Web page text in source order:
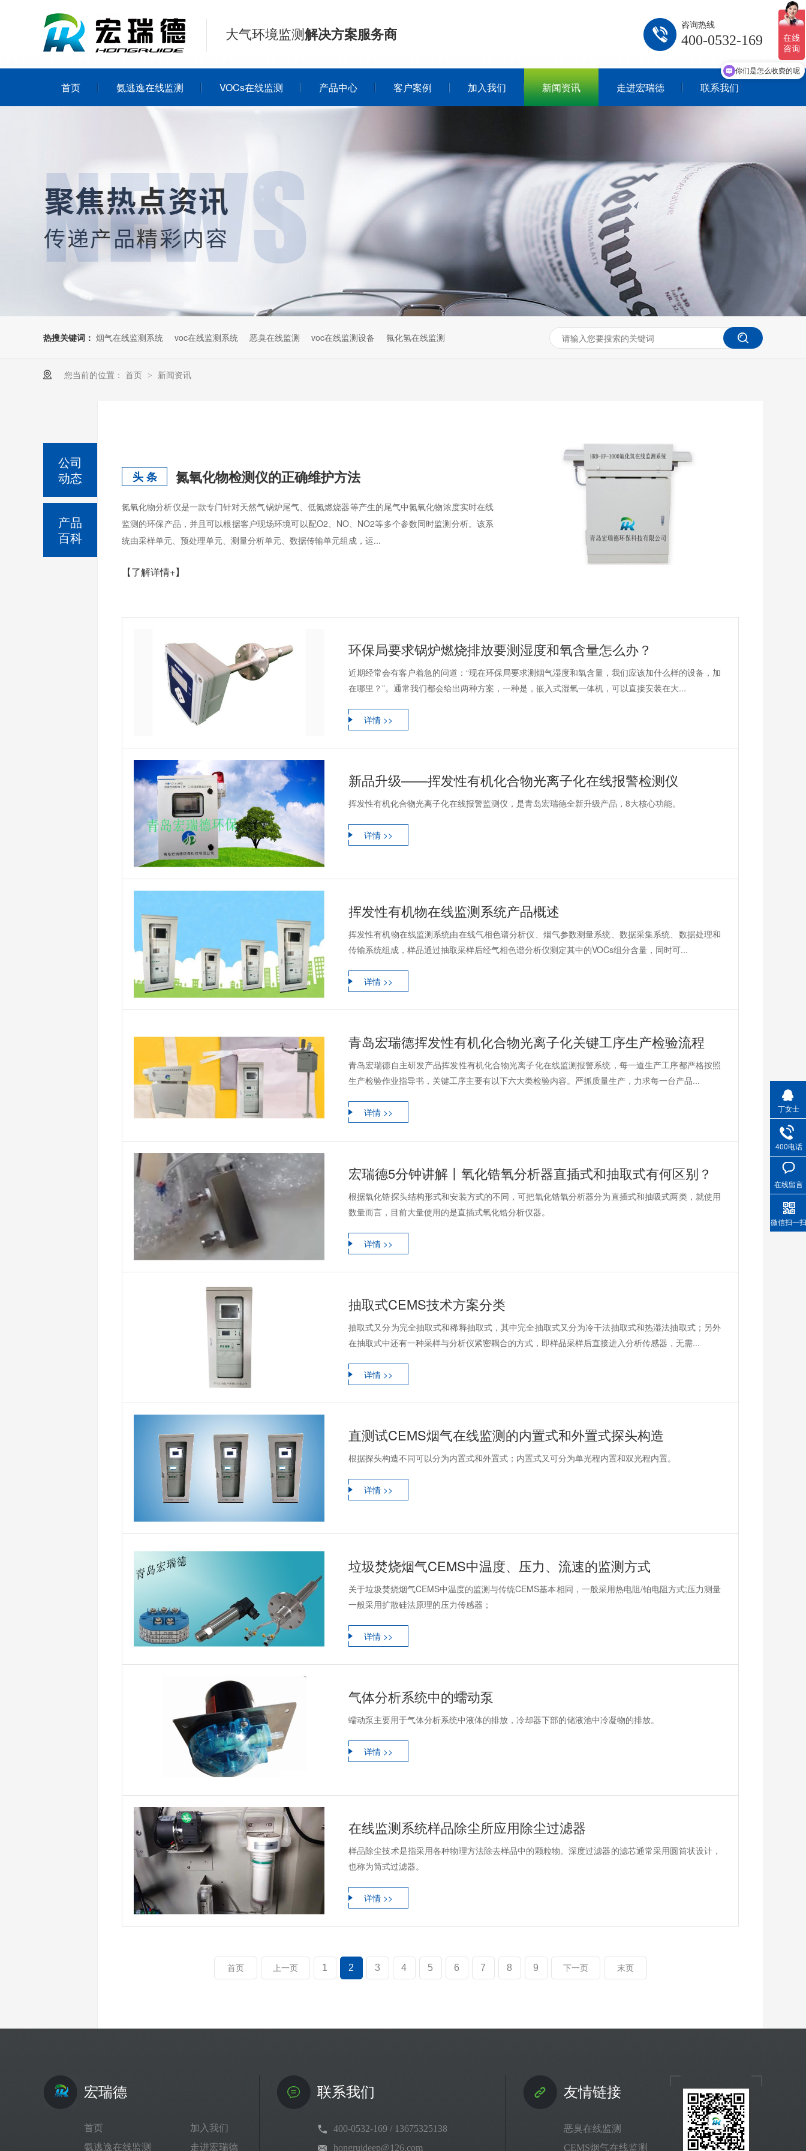
大气环境监测解决方案服务商 咨询热线
400-0532-169
首页 氨逃逸在线监测 VOCs在线监测 产品中心 客户案例 加入我们 新闻资讯 走进宏瑞德 联系我们
热搜关键词： 烟气在线监测系统 voc在线监测系统 恶臭在线监测 voc在线监测设备 氟化氢在线监测
您当前的位置： 首页 > 新闻资讯
头 条 氮氧化物检测仪的正确维护方法
氮氧化物分析仪是一款专门针对天然气锅炉尾气、低氮燃烧器等产生的尾气中氮氧化物浓度实时在线
监测的环保产品，并且可以根据客户现场环境可以配O2、NO、NO2等多个参数同时监测分析。该系
统由采样单元、预处理单元、测量分析单元、数据传输单元组成，运...
【了解详情+】
环保局要求锅炉燃烧排放要测湿度和氧含量怎么办？
近期经常会有客户着急的问道：“现在环保局要求测烟气湿度和氧含量，我们应该加什么样的设备，加
在哪里？”。通常我们都会给出两种方案，一种是，嵌入式湿氧一体机，可以直接安装在大...
详情 >>
新品升级——挥发性有机化合物光离子化在线报警检测仪
挥发性有机化合物光离子化在线报警监测仪，是青岛宏瑞德全新升级产品，8大核心功能。
详情 >>
挥发性有机物在线监测系统产品概述
挥发性有机物在线监测系统由在线气相色谱分析仪、烟气参数测量系统、数据采集系统、数据处理和
传输系统组成，样品通过抽取采样后经气相色谱分析仪测定其中的VOCs组分含量，同时可...
详情 >>
青岛宏瑞德挥发性有机化合物光离子化关键工序生产检验流程
青岛宏瑞德自主研发产品挥发性有机化合物光离子化在线监测报警系统，每一道生产工序都严格按照
生产检验作业指导书，关键工序主要有以下六大类检验内容。严抓质量生产，力求每一台产品...
详情 >>
宏瑞德5分钟讲解丨氧化锆氧分析器直插式和抽取式有何区别？
根据氧化锆探头结构形式和安装方式的不同，可把氧化锆氧分析器分为直插式和抽吸式两类，就使用
数量而言，目前大量使用的是直插式氧化锆分析仪器。
详情 >>
抽取式CEMS技术方案分类
抽取式又分为完全抽取式和稀释抽取式，其中完全抽取式又分为冷干法抽取式和热湿法抽取式；另外
在抽取式中还有一种采样与分析仪紧密耦合的方式，即样品采样后直接进入分析传感器，无需...
详情 >>
直测试CEMS烟气在线监测的内置式和外置式探头构造
根据探头构造不同可以分为内置式和外置式；内置式又可分为单光程内置和双光程内置。
详情 >>
垃圾焚烧烟气CEMS中温度、压力、流速的监测方式
关于垃圾焚烧烟气CEMS中温度的监测与传统CEMS基本相同，一般采用热电阻/铂电阻方式;压力测量
一般采用扩散硅法原理的压力传感器；
详情 >>
气体分析系统中的蠕动泵
蠕动泵主要用于气体分析系统中液体的排放，冷却器下部的储液池中冷凝物的排放。
详情 >>
在线监测系统样品除尘所应用除尘过滤器
样品除尘技术是指采用各种物理方法除去样品中的颗粒物。深度过滤器的滤芯通常采用圆筒状设计，
也称为筒式过滤器。
详情 >>
首页 上一页 1 2 3 4 5 6 7 8 9 下一页 末页
公司
动态
产品
百科
宏瑞德
首页
加入我们
氨逃逸在线监测
走进宏瑞德
联系我们
400-0532-169 / 13675325138
hongruideep@126.com
友情链接
恶臭在线监测
CEMS烟气在线监测
丁女士
400电话
在线留言
微信扫一扫
你们是怎么收费的呢
现在有优惠活动吗